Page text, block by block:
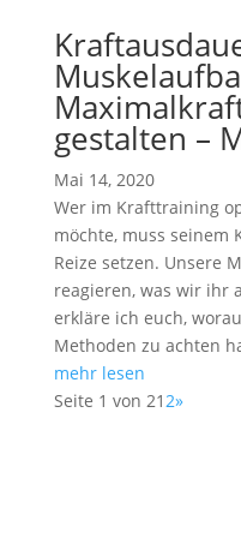
gestalten –
Mai 14, 2020
Wer im Krafttraining
möchte, muss seinem
Reize setzen. Unsere
reagieren, was wir ihr
erkläre ich euch,
Methoden zu achten
mehr lesen
Seite 1 von 212»